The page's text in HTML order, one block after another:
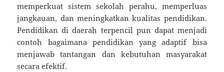
memperkuat sistem sekolah perahu, memperluas
jangkauan, dan meningkatkan kualitas pendidikan.
Pendidikan di daerah terpencil pun dapat menjadi
contoh bagaimana pendidikan yang adaptif bisa
menjawab tantangan dan kebutuhan masyarakat
secara efektif.